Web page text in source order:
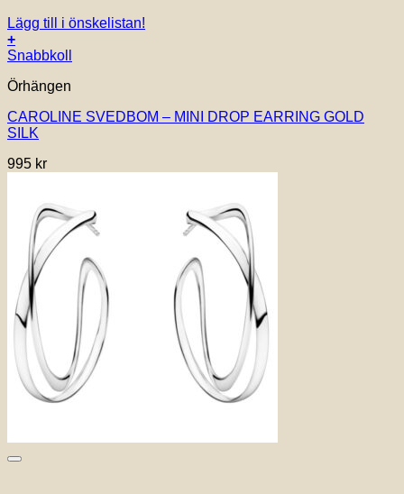
Lägg till i önskelistan!
+
Snabbkoll
Örhängen
CAROLINE SVEDBOM – MINI DROP EARRING GOLD
SILK
995 kr